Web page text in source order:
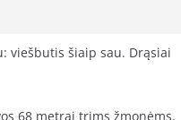
viešbutis šiaip sau. Drąsiai
68 metrai trims žmonėms.